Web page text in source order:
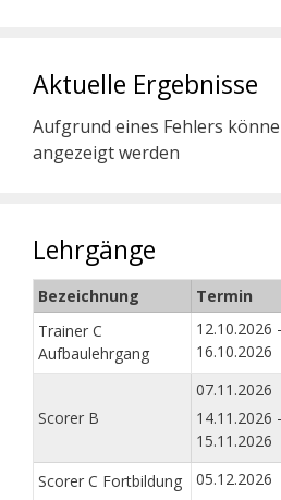
Aktuelle Ergebnisse
Aufgrund eines Fehlers
angezeigt werden
Lehrgänge
Bezeichnung Termin
Trainer C
Aufbaulehrgang
12.10.2026 -
16.10.2026
Scorer B
07.11.2026
14.11.2026 -
15.11.2026
Scorer C Fortbildung 05.12.2026